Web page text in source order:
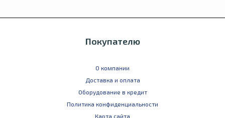
Покупателю
О компании
Доставка и оплата
Оборудование в кредит
Политика конфиденциальности
Карта сайта